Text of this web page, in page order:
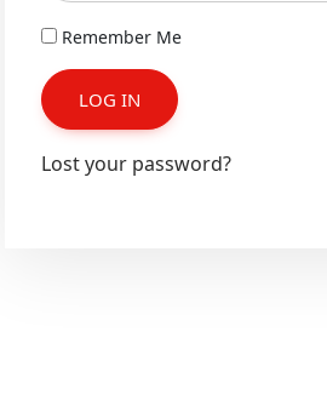
Remember Me
LOG IN
Lost your password?